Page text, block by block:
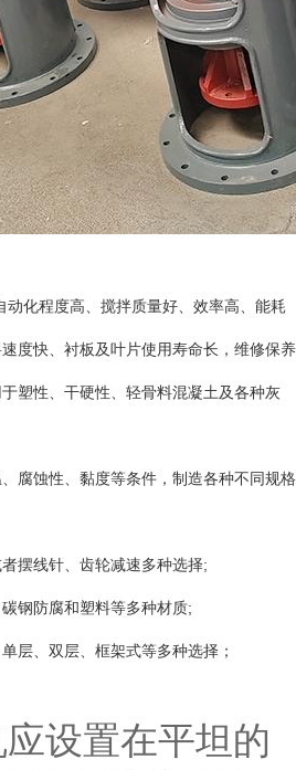
化程度高、搅拌质量好、效率高、能耗
度快、衬板及叶片使用寿命长，维修保养
塑性、干硬性、轻骨料混凝土及各种灰
腐蚀性、黏度等条件，制造各种不同规格
摆线针、齿轮减速多种选择;
钢防腐和塑料等多种材质;
层、双层、框架式等多种选择；
设置在平坦的